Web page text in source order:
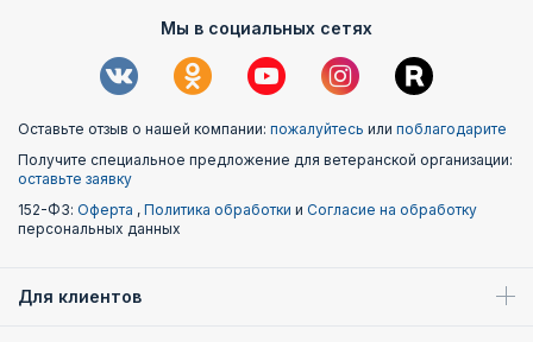
Мы в социальных сетях
Оставьте отзыв о нашей компании: пожалуйтесь или поблагодарите
Получите специальное предложение для ветеранской организации:
оставьте заявку
152-ФЗ: Оферта , Политика обработки и Согласие на обработку
персональных данных
Для клиентов